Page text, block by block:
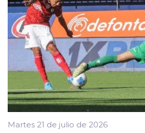
Martes 21 de julio de 2026